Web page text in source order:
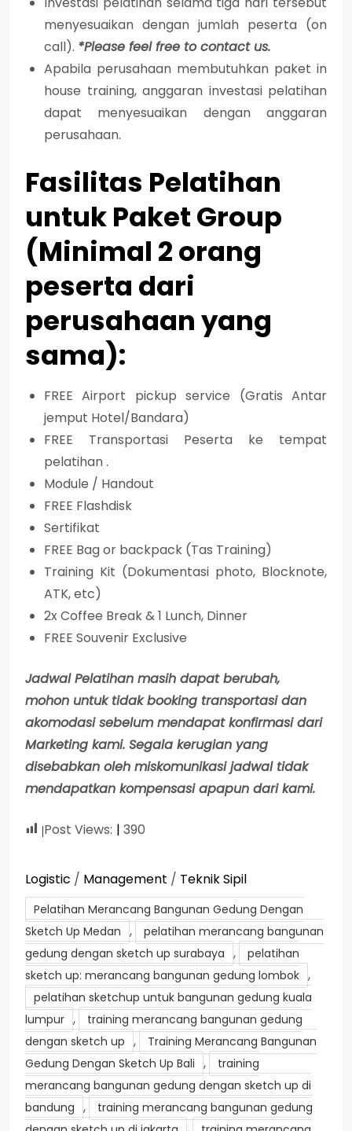
menyesuaikan dengan jumlah peserta (on
call). *Please feel free to contact us.
Apabila perusahaan membutuhkan paket in
house training, anggaran investasi pelatihan
dapat menyesuaikan dengan anggaran
perusahaan.
Fasilitas Pelatihan
untuk Paket Group
(Minimal 2 orang
peserta dari
perusahaan yang
sama):
FREE Airport pickup service (Gratis Antar
jemput Hotel/Bandara)
FREE Transportasi Peserta ke tempat
pelatihan .
Module / Handout
FREE Flashdisk
Sertifikat
FREE Bag or backpack (Tas Training)
Training Kit (Dokumentasi photo, Blocknote,
ATK, etc)
2x Coffee Break & 1 Lunch, Dinner
FREE Souvenir Exclusive
Jadwal Pelatihan masih dapat berubah,
mohon untuk tidak booking transportasi dan
akomodasi sebelum mendapat konfirmasi dari
Marketing kami. Segala kerugian yang
disebabkan oleh miskomunikasi jadwal tidak
mendapatkan kompensasi apapun dari kami.
Post Views: 390
Logistic / Management / Teknik Sipil
Pelatihan Merancang Bangunan Gedung Dengan
Sketch Up Medan ,
pelatihan merancang bangunan
gedung dengan sketch up surabaya ,
pelatihan
sketch up: merancang bangunan gedung lombok ,
pelatihan sketchup untuk bangunan gedung kuala
lumpur ,
training merancang bangunan gedung
dengan sketch up ,
Training Merancang Bangunan
Gedung Dengan Sketch Up Bali ,
training
merancang bangunan gedung dengan sketch up di
bandung ,
training merancang bangunan gedung